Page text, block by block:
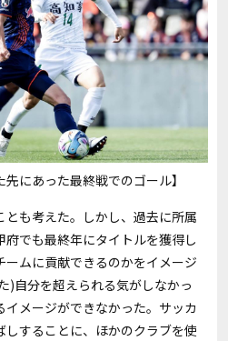
先にあった最終戦でのゴール】
とも考えた。しかし、過去に所属
府でも最終年にタイトルを獲得し
ムに貢献できるのかをイメージ
)自分を超えられる気がしなかっ
メージができなかった。サッカ
することに、ほかのクラブを使